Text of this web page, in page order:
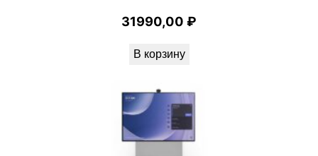
31990,00 ₽
В корзину